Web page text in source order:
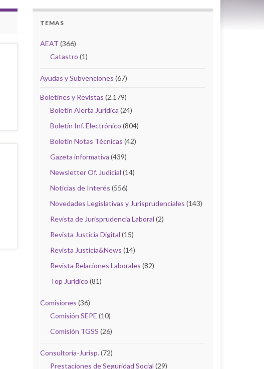
TEMAS
AEAT (366)
Catastro (1)
Ayudas y Subvenciones (67)
Boletines y Revistas (2.179)
Boletín Alerta Jurídica (24)
Boletín Inf. Electrónico (804)
Boletín Notas Técnicas (42)
Gazeta informativa (439)
Newsletter Of. Judicial (14)
Noticias de Interés (556)
Novedades Legislativas y Jurisprudenciales (143)
Revista de Jurisprudencia Laboral (2)
Revista Justicia Digital (15)
Revista Justicia&News (14)
Revista Relaciones Laborales (82)
Top Jurídico (81)
Comisiones (36)
Comisión SEPE (10)
Comisión TGSS (26)
Consultoría-Jurisp.(72)
Prestaciones de Seguridad Social (29)